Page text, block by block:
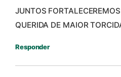
JUNTOS
QUERIDA DE MAIOR
Responder